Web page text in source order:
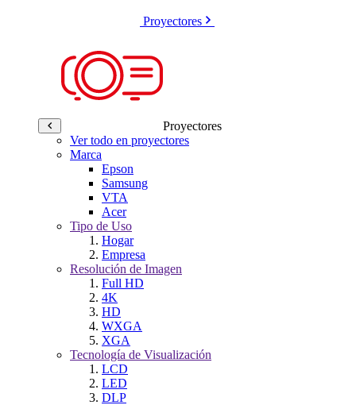
Proyectores
Proyectores
Ver todo en proyectores
Marca
Epson
Samsung
VTA
Acer
Tipo de Uso
Hogar
Empresa
Resolución de Imagen
Full HD
4K
HD
WXGA
XGA
Tecnología de Visualización
LCD
LED
DLP